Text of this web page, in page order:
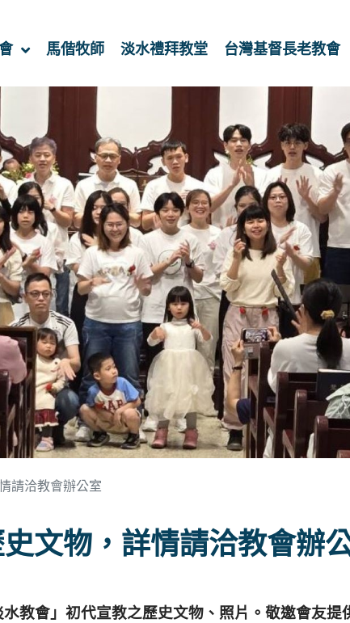
馬偕牧師 淡水禮拜教堂 台灣基督長老教會
請洽教會辦公室
文物，詳情請洽教會辦
教會」初代宣教之歷史文物、照片。敬邀會友提